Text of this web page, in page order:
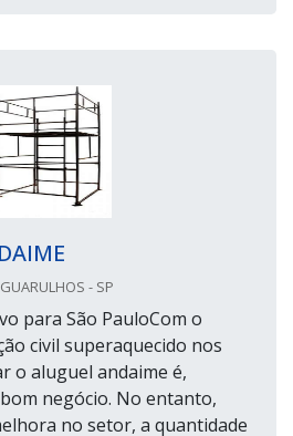
- SP
para São PauloCom o
civil superaquecido nos
o aluguel andaime é,
negócio. No entanto,
no setor, a quantidade